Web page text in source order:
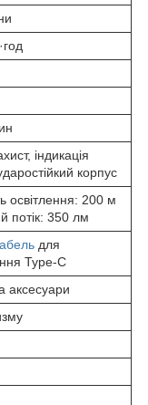
індикація
корпус
освітлення: 200 м
потік: 350 лм
для
Type-C
аксесуари